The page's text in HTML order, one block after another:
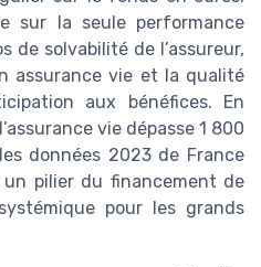
sur la seule performance
de solvabilité de l’assureur,
assurance vie et la qualité
aux bénéfices. En
vie dépasse 1 800
données 2023 de France
pilier du financement de
pour les grands